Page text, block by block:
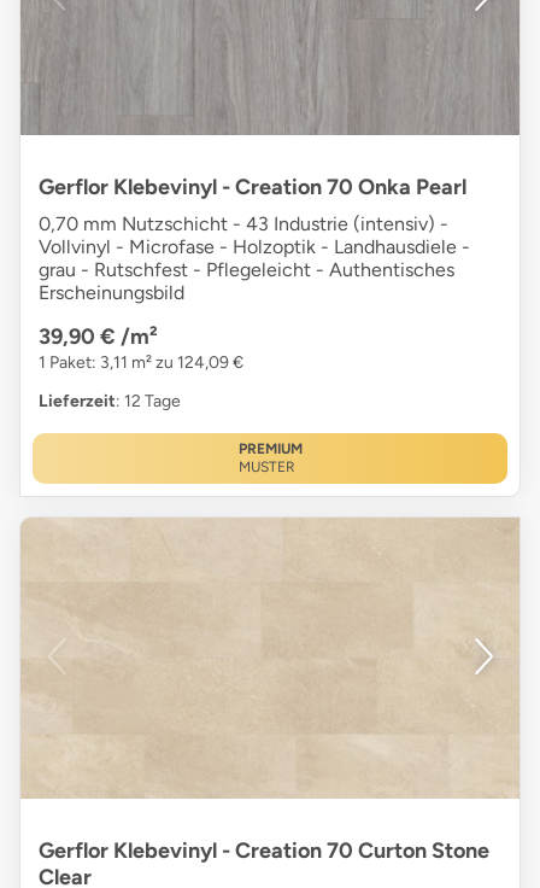
Gerflor Klebevinyl - Creation 70 Onka Pearl
0,70 mm Nutzschicht - 43 Industrie (intensiv) -
Vollvinyl - Microfase - Holzoptik - Landhausdiele -
grau - Rutschfest - Pflegeleicht - Authentisches
Erscheinungsbild
39,90 € /m²
1 Paket: 3,11 m² zu 124,09 €
Lieferzeit: 12 Tage
PREMIUM
MUSTER
Gerflor Klebevinyl - Creation 70 Curton Stone
Clear